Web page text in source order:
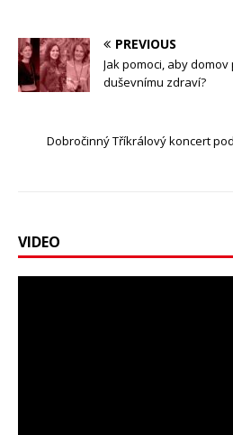
PREVIOUS
Jak pomoci, aby
duševnímu zdraví?
Dobročinný Tříkrálový koncert
VIDEO